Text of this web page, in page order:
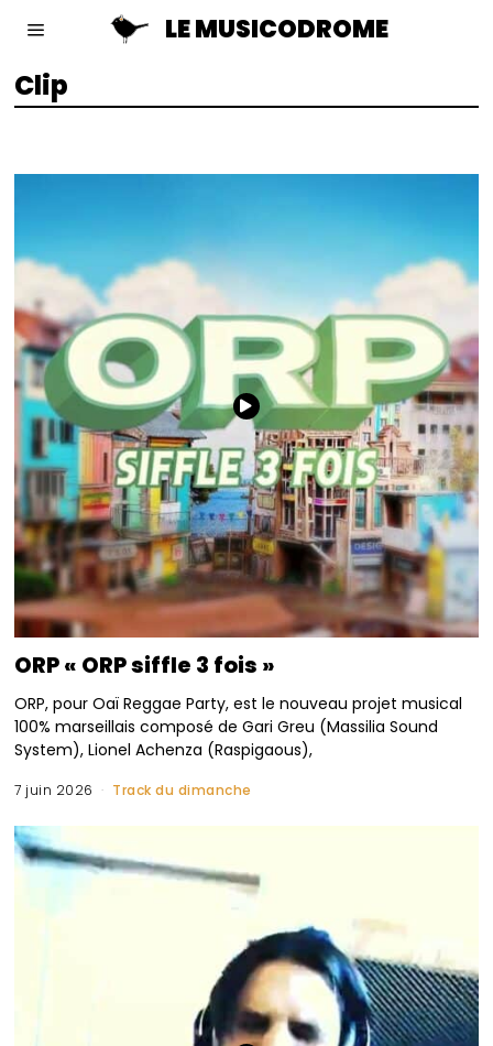
LE MUSICODROME
Clip
ORP « ORP siffle 3 fois »
ORP, pour Oaï Reggae Party, est le nouveau projet musical
100% marseillais composé de Gari Greu (Massilia Sound
System), Lionel Achenza (Raspigaous),
7 juin 2026 Track du dimanche